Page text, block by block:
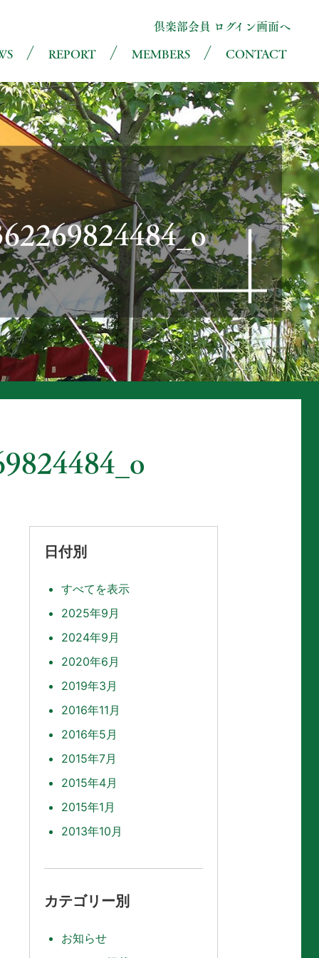
倶楽部会員 ログイン画面へ
REPORT MEMBERS CONTACT
日付別
すべてを表示
2025年9月
2024年9月
2020年6月
2019年3月
2016年11月
2016年5月
2015年7月
2015年4月
2015年1月
2013年10月
カテゴリー別
お知らせ